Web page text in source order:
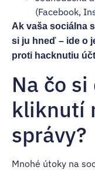
(Facebook,
Ak vaša sociálna
si ju hneď – ide o
proti hacknutiu
Na čo
kliknutí
správy?
Mnohé útoky na